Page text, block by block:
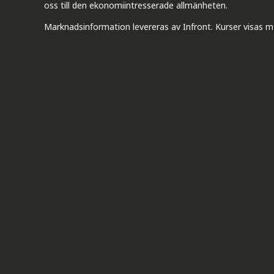
oss till den ekonomiintresserade allmänheten.
Marknadsinformation levereras av Infront. Kurser visas